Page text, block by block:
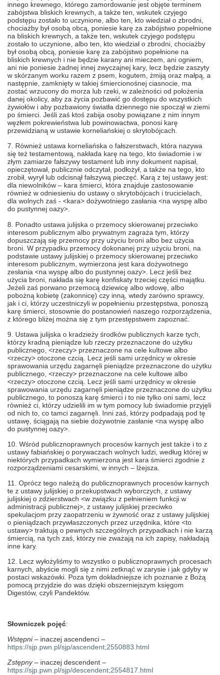
innego krewnego, którego zamordowanie jest objęte terminem
zabójstwa bliskich krewnych, a także ten, wskutek czyjego
podstępu zostało to uczynione, albo ten, kto wiedział o zbrodni,
chociażby był osobą obcą, poniesie karę za zabójstwo popełnione
na bliskich krewnych, a także ten, wskutek czyjego podstępu
zostało to uczynione, albo ten, kto wiedział o zbrodni, chociażby
był osobą obcą, poniesie karę za zabójstwo popełnione na
bliskich krewnych i nie będzie karany ani mieczem, ani ogniem,
ani nie poniesie żadnej innej zwyczajnej kary, lecz będzie zaszyty
w skórzanym worku razem z psem, kogutem, żmiją oraz małpą, a
następnie, zamknięty w takiej śmiercionośnej ciasnocie, ma
zostać wrzucony do morza lub rzeki, w zależności od położenia
danej okolicy, aby za życia pozbawić go dostępu do wszystkich
żywiołów i aby pozbawiony światła dziennego nie spoczął w ziemi
po śmierci. Jeśli zaś ktoś zabija osoby powiązane z nim innym
węzłem pokrewieństwa lub powinowactwa, ponosi karę
przewidzianą w ustawie korneliańskiej o skrytobójcach.
7. Również ustawa korneliańska o fałszerstwach, która nazywa
się też testamentową, nakłada karę na tego, kto świadomie i w
złym zamiarze fałszywy testament lub inny dokument napisał,
opieczętował, publicznie odczytał, podłożył, a także na tego, kto
zrobił, wyrył lub odcisnął fałszywą pieczęć. Karą z tej ustawy jest:
dla niewolników – kara śmierci, która znajduje zastosowanie
również w odniesieniu do ustawy o skrytobójcach i trucicielach,
dla wolnych zaś - <kara> dożywotniego zasłania <na wyspę albo
do pustynnej oazy>.
8. Ponadto ustawa julijska o przemocy skierowanej przeciwko
interesom publicznym albo prywatnym zagraża tym, którzy
dopuszczają się przemocy przy użyciu broni albo bez użycia
broni. W przypadku przemocy dokonanej przy użyciu broni, na
podstawie ustawy julijskiej o przemocy skierowanej przeciwko
interesom publicznym, wymierzona jest kara dożywotnego
zesłania <na wyspę albo do pustynnej oazy>. Lecz jeśli bez
użycia broni, nakłada się karę konfiskaty trzeciej części majątku.
Jeżeli zaś porwano przemocą dziewicę albo wdowę, albo
pobożną kobietę (zakonnicę) czy inną, wtedy zarówno sprawcy,
jak i ci, którzy uczestniczyli w popełnieniu przestępstwa, ponoszą
karę śmierci, stosownie do postanowień naszego rozporządzenia,
z którego bliżej można się z tym przestępstwem zapoznać.
9. Ustawa julijska o kradzieży środków publicznych karze tych,
którzy kradną pieniądze lub rzeczy przeznaczone do użytku
publicznego, <rzeczy> przeznaczone na cele kultowe albo
<rzeczy> otoczone czcią. Lecz jeśli sami urzędnicy w okresie
sprawowania urzędu zagarnęli pieniądze przeznaczone do użytku
publicznego, <rzeczy> przeznaczone na cele kultowe albo
<rzeczy> otoczone czcią. Lecz jeśli sami urzędnicy w okresie
sprawowania urzędu zagarnęli pieniądze przeznaczone do użytku
publicznego, to ponoszą karę śmierci i to nie tylko oni sami, lecz
również ci, którzy udzielili im w tym pomocy lub świadomie przyjęli
od nich to, co tamci zagarnęli. Inni zaś, którzy podpadają pod tę
ustawę, ściągają na siebie dożywotnie zasłanie <na wyspę albo
do pustynnej oazy>.
10. Wśród publicznoprawnych procesów karnych jest także i to z
ustawy fabiańskiej o porywaczach wolnych ludzi, według której w
niektórych przypadkach wymierzona jest kara śmierci zgodnie z
rozporządzeniami cesarskimi, w innych – lżejsza.
11. Oprócz tego należą do publicznoprawnych procesów karnych
te z ustawy julijskiej o przekupstwach wyborczych, z ustawy
julijskiej o zdzierstwach <w związku z pełnieniem funkcji w
administracji publicznej>, z ustawy julijskiej przeciwko
spekulacjom przy zaopatrzeniu w żywność oraz z ustawy julijskiej
o pieniądzach przywłaszczonych przez urzędnika, które <to
ustawy> traktują o pewnych szczególnych przypadkach i nie karzą
śmiercią, na tych zaś, którzy nie zważają na ich zapisy, nakładają
inne kary.
12. Lecz wyłożyliśmy to wszystko o publicznoprawnych procesach
karnych, abyście mogli się z nimi zetknąć w zarysie i jak gdyby w
postaci wskazówki. Poza tym dokładniejsze ich poznanie z Bożą
pomocą przyjdzie do was dzięki obszerniejszym księgom
Digestów, czyli Pandektów.
Słowniczek pojęć:
Wstępni– inaczej ascendenci –
https://sjp.pwn.pl/sjp/ascendent;2550883.html
Zstępny– inaczej descendent –
https://sjp.pwn.pl/sjp/descendent;2554817.html